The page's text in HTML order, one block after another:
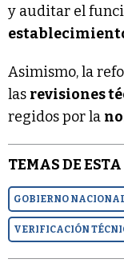
y auditar el
Asimismo, la
las revisiones
regidos por la
TEMAS DE
GOBIERNO
VERIFICACIÓN